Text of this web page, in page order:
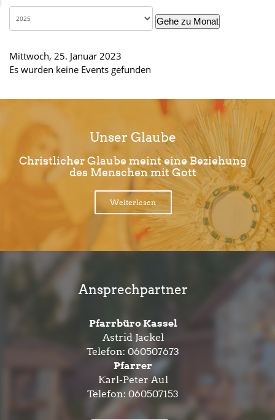
Gehe zu Monat
Mittwoch, 25. Januar 2023
Es wurden keine Events gefunden
Unser Glaube
Christlicher Glaube meint eine Beziehung
des Menschen mit Gott
Weiterlesen
Ansprechpartner
Pfarrbüro Kassel
Astrid Jackel
Telefon: 060507673
Pfarrer
Karl-Peter Aul
Telefon: 060507153